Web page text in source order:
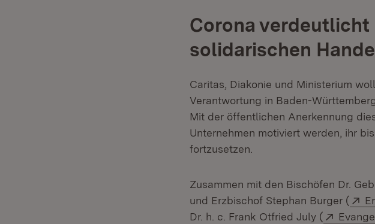
Corona
solidarischen
Caritas, Diakonie und Ministerium
Verantwortung in Baden-
Mit der öffentlichen Anerkennung
Unternehmen motiviert werden, ihr
fortzusetzen.
Zusammen mit den Bischöfen Dr.
und Erzbischof Stephan Burger (
Dr. h. c. Frank Otfried July (
Extern: